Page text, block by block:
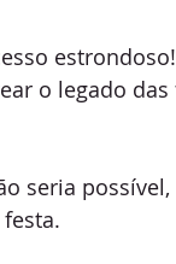
o legado
seria